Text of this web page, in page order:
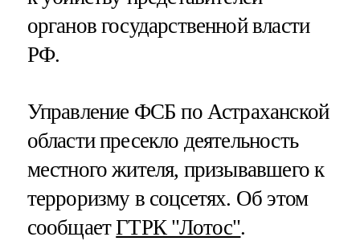
органов государственной власти
РФ.
Управление ФСБ по Астраханской
области пресекло деятельность
местного жителя, призывавшего к
терроризму в соцсетях. Об этом
сообщаетГТРК "Лотос".